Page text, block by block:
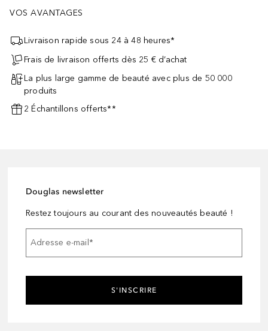
VOS AVANTAGES
Livraison rapide sous 24 à 48 heures*
Frais de livraison offerts dès 25 € d’achat
La plus large gamme de beauté avec plus de 50 000
produits
2 Échantillons offerts**
Douglas newsletter
Restez toujours au courant des nouveautés beauté !
Adresse e-mail*
S'INSCRIRE